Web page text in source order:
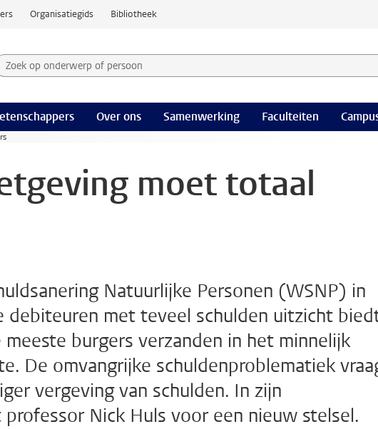
Organisatiegids Bibliotheek
op onderwerp of persoon en selecteer categorie
Over ons Samenwerking Faculteiten
moet totaal
Natuurlijke Personen (WSNP) in
debiteuren met teveel schulden uitzicht
burgers verzanden in het minnelijk
De omvangrijke schuldenproblematiek
vergeving van schulden. In zijn
Nick Huls voor een nieuw stelsel.